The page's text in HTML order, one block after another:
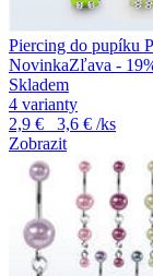
Piercing do pupíku
NovinkaZľava -
Skladem
4 varianty
2,9 €
3,6 € /ks
Zobrazit